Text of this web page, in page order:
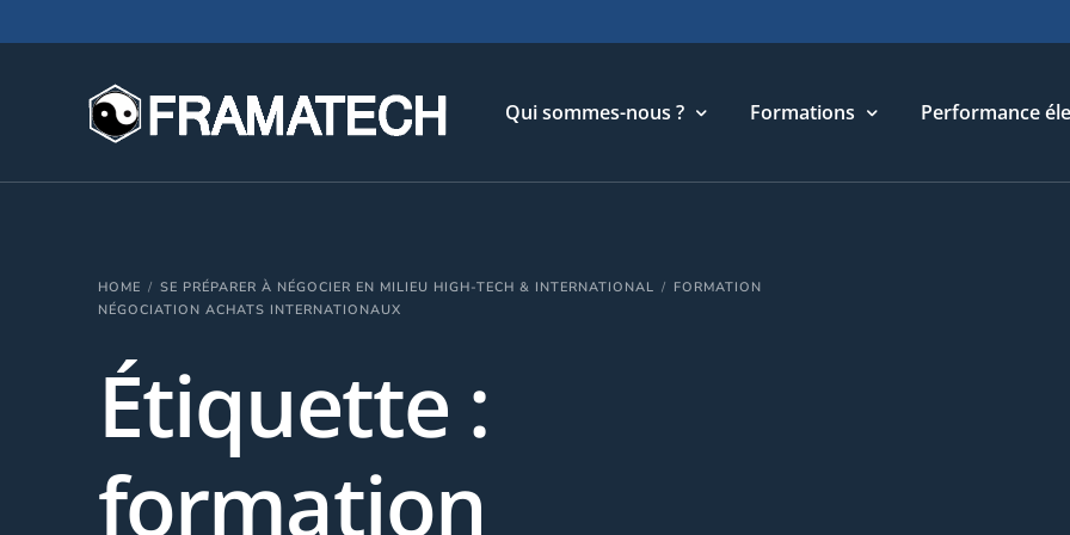
Qui sommes-nous ?
Notre métier
Formations
Cycle Relations Interculturelles
Performance
HOME SE PRÉPARER À NÉGOCIER EN MILIEU HIGH-TECH & INTERNATIONAL
FORMATION
NÉGOCIATION ACHATS INTERNATIONAUX
Étiquette :
formation